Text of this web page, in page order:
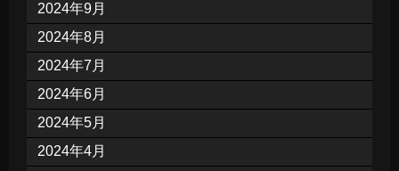
2024年9月
2024年8月
2024年7月
2024年6月
2024年5月
2024年4月